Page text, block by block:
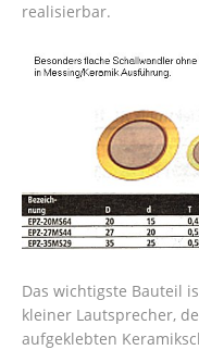
realisierbar.
Das wichtigste Bauteil
kleiner Lautsprecher,
aufgeklebten